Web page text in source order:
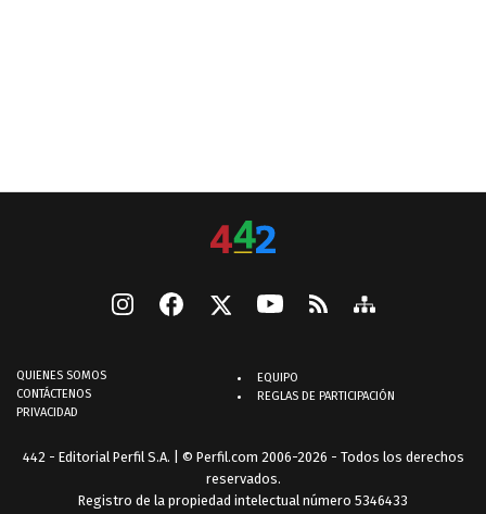
QUIENES SOMOS
CONTÁCTENOS
PRIVACIDAD
EQUIPO
REGLAS DE PARTICIPACIÓN
442 - Editorial Perfil S.A. | © Perfil.com 2006-2026 - Todos los derechos
reservados.
Registro de la propiedad intelectual número 5346433